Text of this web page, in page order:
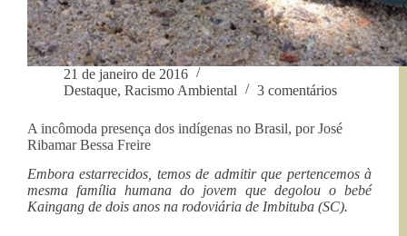
21 de janeiro de 2016
Destaque, Racismo Ambiental 3 comentários
A incômoda presença dos indígenas no Brasil, por José
Ribamar Bessa Freire
Embora estarrecidos, temos de admitir que pertencemos à
mesma família humana do jovem que degolou o bebé
Kaingang de dois anos na rodoviária de Imbituba (SC).